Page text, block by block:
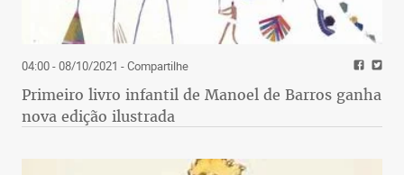
04:00 - 08/10/2021 - Compartilhe
Primeiro livro infantil de Manoel de Barros ganha
nova edição ilustrada